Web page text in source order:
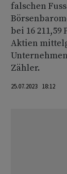
falschen
bei 16 211,59
Aktien
Zähler.
25.07.2023 18:12